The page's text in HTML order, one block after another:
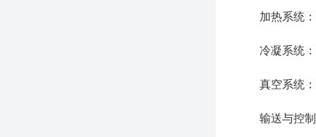
加热系统：
冷凝系统：
真空系统：
输送与控制